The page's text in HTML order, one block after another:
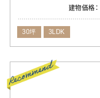
建物価格：
30坪 3LDK